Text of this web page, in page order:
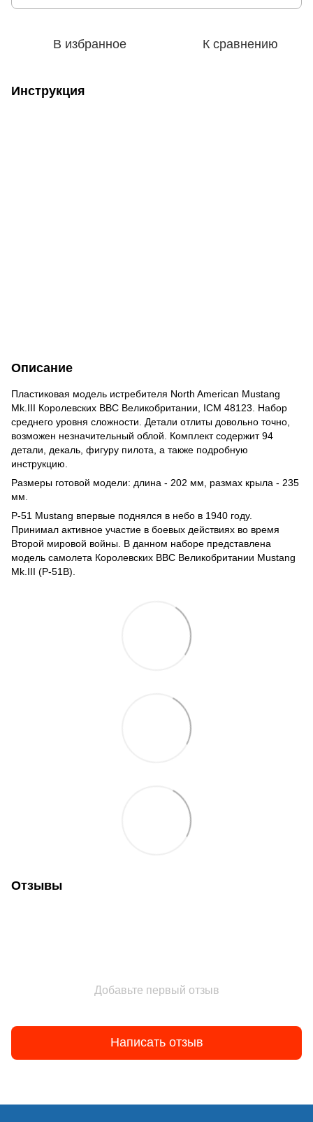
В избранное К сравнению
Инструкция
Описание
Пластиковая модель истребителя North American Mustang
Mk.III Королевских ВВС Великобритании, ICM 48123. Набор
среднего уровня сложности. Детали отлиты довольно точно,
возможен незначительный облой. Комплект содержит 94
детали, декаль, фигуру пилота, а также подробную
инструкцию.
Размеры готовой модели: длина - 202 мм, размах крыла - 235
мм.
P-51 Mustang впервые поднялся в небо в 1940 году.
Принимал активное участие в боевых действиях во время
Второй мировой войны. В данном наборе представлена
модель самолета Королевских ВВС Великобритании Mustang
Mk.III (P-51B).
Отзывы
Добавьте первый отзыв
Написать отзыв